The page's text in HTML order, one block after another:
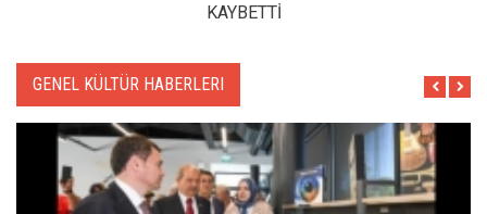
KAYBETTİ
GENEL KÜLTÜR HABERLERI